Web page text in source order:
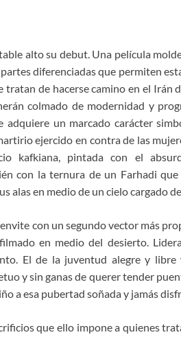
alto su debut. Una película
diferenciadas que permiten
tratan de hacerse camino en el Irán
colmado de modernidad y
adquiere un marcado carácter
ejercido en contra de las
kafkiana, pintada con el
con la ternura de un Farhadi
alas en medio de un cielo cargado
con un segundo vector más
en medio del desierto.
El de la juventud alegre y libre
y sin ganas de querer tender
a esa pubertad soñada y jamás
que ello impone a quienes